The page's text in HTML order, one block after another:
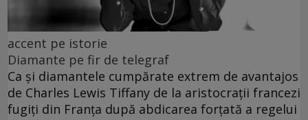
accent pe istorie
Diamante pe fir de telegraf
Ca și diamantele cumpărate extrem de avantajos
de Charles Lewis Tiffany de la aristocrații francezi
fugiți din Franța după abdicarea forțată a regelui